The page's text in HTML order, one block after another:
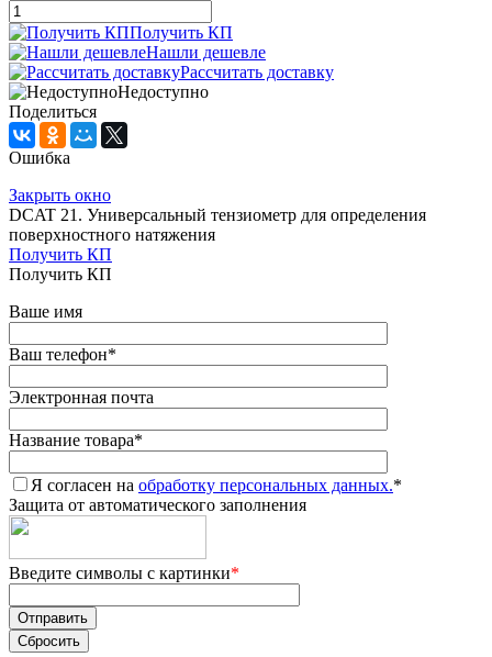
Получить КП
Нашли дешевле
Рассчитать доставку
Недоступно
Поделиться
Ошибка
Закрыть окно
DCAT 21. Универсальный тензиометр для определения
поверхностного натяжения
Получить КП
Получить КП
Ваше имя
Ваш телефон*
Электронная почта
Название товара*
Я согласен на обработку персональных данных.*
Защита от автоматического заполнения
Введите символы с картинки*